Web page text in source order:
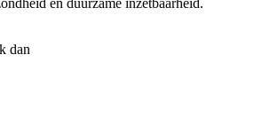
en duurzame inzetbaarheid.
dan